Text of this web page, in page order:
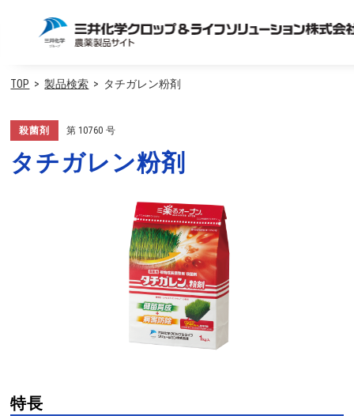
TOP 製品検索 タチガレン粉剤
殺菌剤 第 10760 号
タチガレン粉剤
特長